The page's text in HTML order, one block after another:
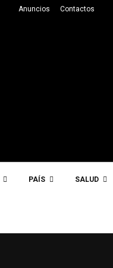
Anuncios Contactos
Paz enviará a la…
PAÍS SALUD